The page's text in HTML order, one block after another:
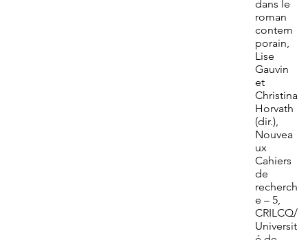
dans le
roman
contem
porain,
Lise
Gauvin
et
Christina
Horvath
(dir.),
Nouvea
ux
Cahiers
de
recherch
e – 5,
CRILCQ/
Universit